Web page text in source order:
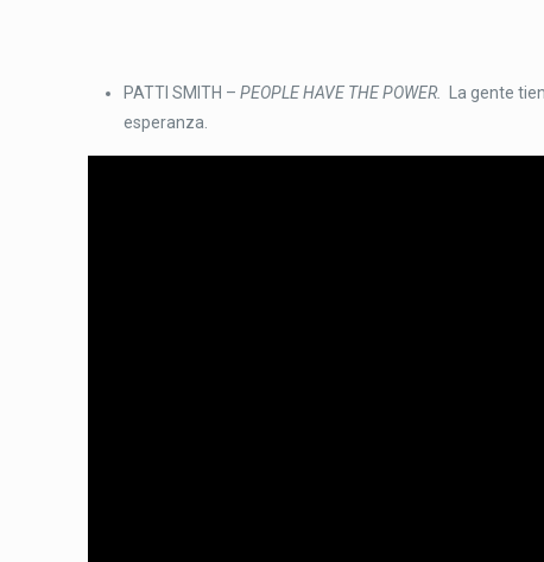
PATTI SMITH –PEOPLE HAVE THE POWER.
La gente
esperanza.